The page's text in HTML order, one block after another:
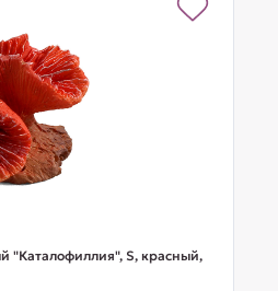
"Каталофиллия", S, красный,